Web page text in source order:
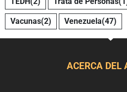
Vacunas(2) Venezuela(47)
ACERCA DEL